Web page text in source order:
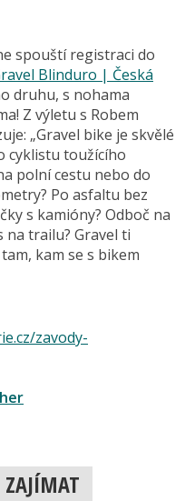
spouští registraci do
Blinduro | Česká
druhu, s nohama
Z výletu s Robem
„Gravel bike je skvělé
cyklistu toužícího
polní cestu nebo do
Po asfaltu bez
s kamióny? Odboč na
trailu? Gravel ti
kam se s bikem
zavody-
ZAJÍMAT